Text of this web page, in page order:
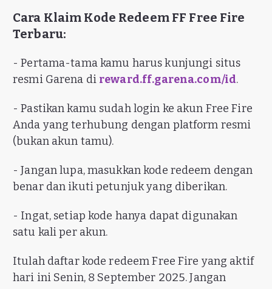
Cara Klaim Kode Redeem FF Free Fire
Terbaru:
- Pertama-tama kamu harus kunjungi situs
resmi Garena di reward.ff.garena.com/id.
- Pastikan kamu sudah login ke akun Free Fire
Anda yang terhubung dengan platform resmi
(bukan akun tamu).
- Jangan lupa, masukkan kode redeem dengan
benar dan ikuti petunjuk yang diberikan.
- Ingat, setiap kode hanya dapat digunakan
satu kali per akun.
Itulah daftar kode redeem Free Fire yang aktif
hari ini Senin, 8 September 2025. Jangan